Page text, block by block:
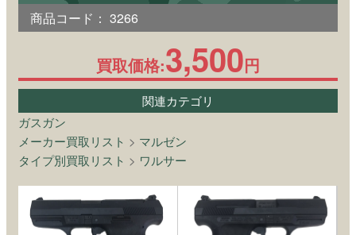
商品コード： 3266
買取価格:3,500円
関連カテゴリ
ガスガン
メーカー買取リスト > マルゼン
タイプ別買取リスト > ワルサー